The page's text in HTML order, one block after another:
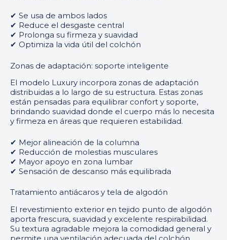
✔ Se usa de ambos lados
✔ Reduce el desgaste central
✔ Prolonga su firmeza y suavidad
✔ Optimiza la vida útil del colchón
Zonas de adaptación: soporte inteligente
El modelo Luxury incorpora zonas de adaptación
distribuidas a lo largo de su estructura. Estas zonas
están pensadas para equilibrar confort y soporte,
brindando suavidad donde el cuerpo más lo necesita
y firmeza en áreas que requieren estabilidad.
✔ Mejor alineación de la columna
✔ Reducción de molestias musculares
✔ Mayor apoyo en zona lumbar
✔ Sensación de descanso más equilibrada
Tratamiento antiácaros y tela de algodón
El revestimiento exterior en tejido punto de algodón
aporta frescura, suavidad y excelente respirabilidad.
Su textura agradable mejora la comodidad general y